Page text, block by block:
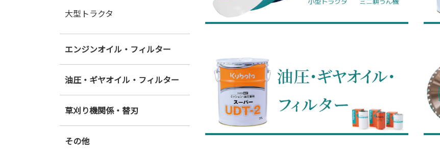
大型トラクタ
エンジンオイル・フィルター
油圧・ギヤオイル・フィルター
草刈り機関係・替刃
その他